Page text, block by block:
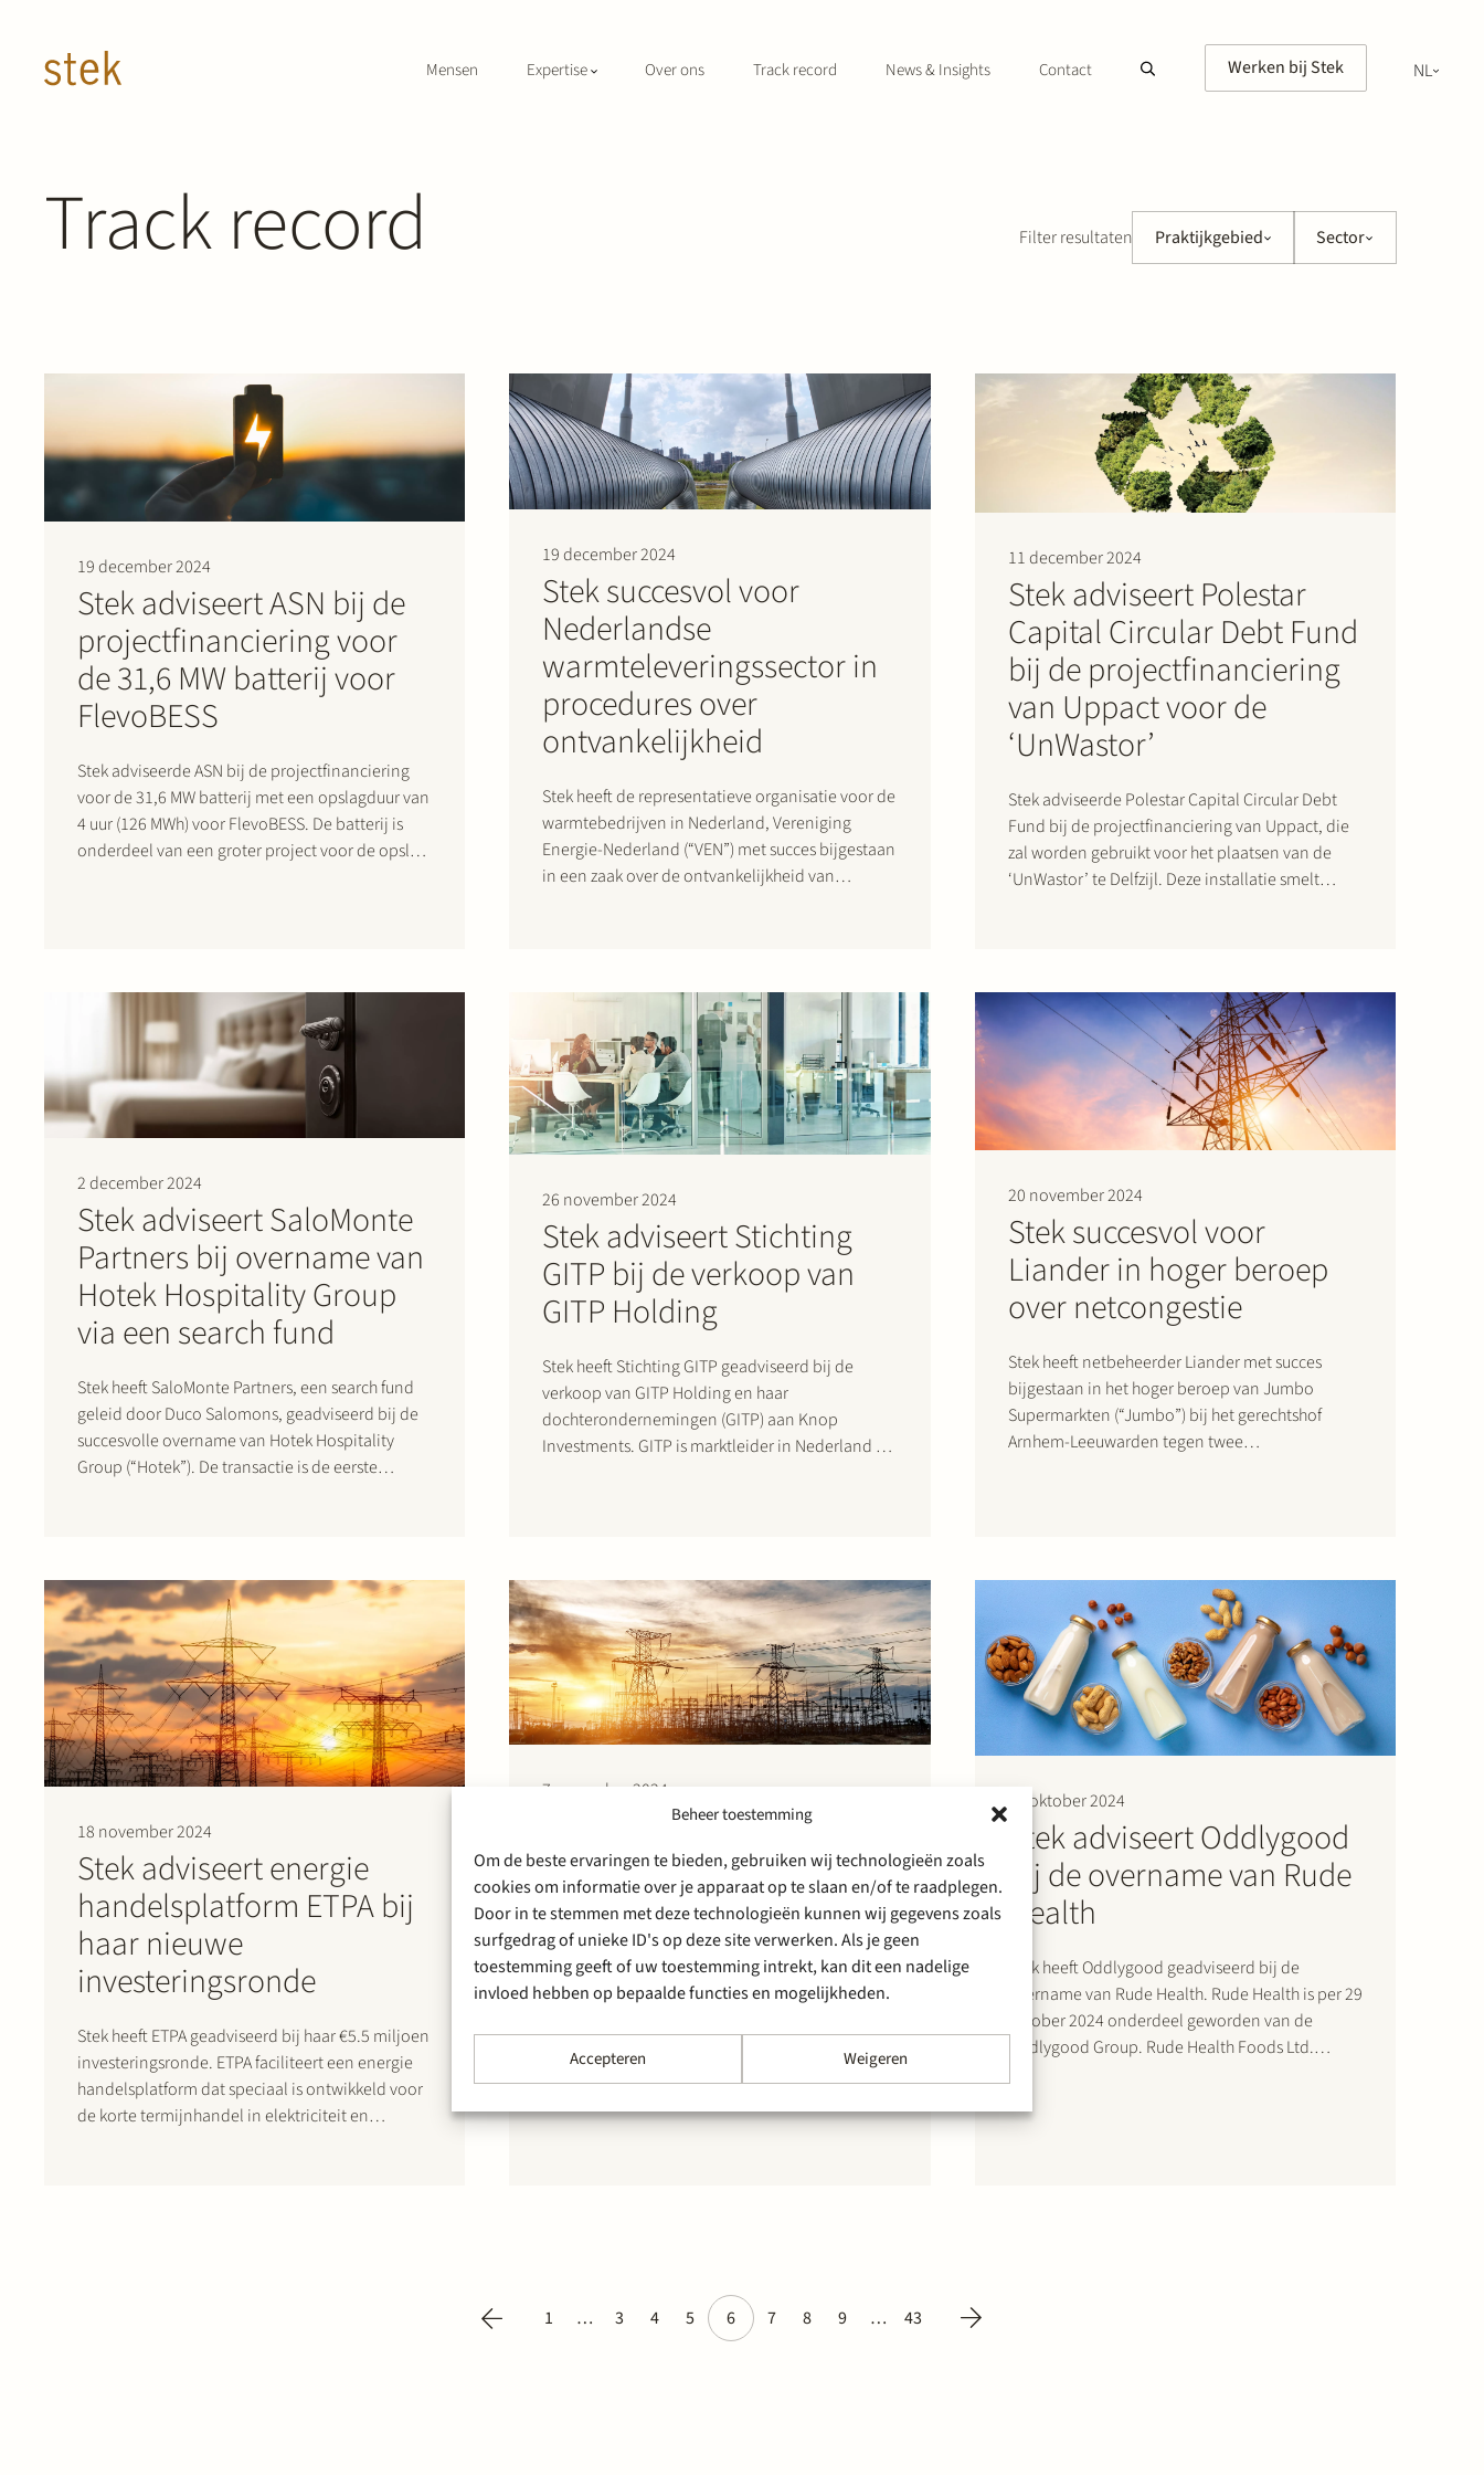
Beheer toestemming
Om de beste ervaringen te bieden, gebruiken wij technologieën zoals
cookies om informatie over je apparaat op te slaan en/of te raadplegen.
Door in te stemmen met deze technologieën kunnen wij gegevens zoals
surfgedrag of unieke ID's op deze site verwerken. Als je geen
toestemming geeft of uw toestemming intrekt, kan dit een nadelige
invloed hebben op bepaalde functies en mogelijkheden.
Accepteren Weigeren
Mensen Expertise Over ons Track record News & Insights Contact Werken bij Stek
NL
Track record Filter resultaten Praktijkgebied Sector
19 december 2024
Stek adviseert ASN bij de
projectfinanciering voor
de 31,6 MW batterij voor
FlevoBESS
Stek adviseerde ASN bij de projectfinanciering
voor de 31,6 MW batterij met een opslagduur van
4 uur (126 MWh) voor FlevoBESS. De batterij is
onderdeel van een groter project voor de opslag
19 december 2024
Stek succesvol voor
Nederlandse
warmteleveringssector in
procedures over
ontvankelijkheid
Stek heeft de representatieve organisatie voor de
warmtebedrijven in Nederland, Vereniging
Energie-Nederland (“VEN”) met succes bijgestaan
in een zaak over de ontvankelijkheid van
Autoriteit Consument en Markt (“ACM”) De…
11 december 2024
Stek adviseert Polestar
Capital Circular Debt Fund
bij de projectfinanciering
van Uppact voor de
‘UnWastor’
Stek adviseerde Polestar Capital Circular Debt
Fund bij de projectfinanciering van Uppact, die
zal worden gebruikt voor het plaatsen van de
‘UnWastor’ te Delfzijl. Deze installatie smelt
2 december 2024
Stek adviseert SaloMonte
Partners bij overname van
Hotek Hospitality Group
via een search fund
Stek heeft SaloMonte Partners, een search fund
geleid door Duco Salomons, geadviseerd bij de
succesvolle overname van Hotek Hospitality
Group (“Hotek”). De transactie is de eerste
gerealiseerd via…
26 november 2024
Stek adviseert Stichting
GITP bij de verkoop van
GITP Holding
Stek heeft Stichting GITP geadviseerd bij de
verkoop van GITP Holding en haar
dochterondernemingen (GITP) aan Knop
Investments. GITP is marktleider in Nederland op
daaraan…
20 november 2024
Stek succesvol voor
Liander in hoger beroep
over netcongestie
Stek heeft netbeheerder Liander met succes
bijgestaan in het hoger beroep van Jumbo
Supermarkten (“Jumbo”) bij het gerechtshof
Arnhem-Leeuwarden tegen twee
18 november 2024
Stek adviseert energie
handelsplatform ETPA bij
haar nieuwe
investeringsronde
Stek heeft ETPA geadviseerd bij haar €5.5 miljoen
investeringsronde. ETPA faciliteert een energie
handelsplatform dat speciaal is ontwikkeld voor
de korte termijnhandel in elektriciteit en
7 november 2024
Stek succesvol voor
distributiesysteembeheerd
ers elektriciteit in beroep
over aansluittermijnen
Stek heeft met succes alle Nederlandse
hun branchevereniging Netbeheer Nederland,
bijgestaan in een beroep bij het College van
was ingesteld tegen een besluit van de
30 oktober 2024
Stek adviseert Oddlygood
bij de overname van Rude
Health
Stek heeft Oddlygood geadviseerd bij de
overname van Rude Health. Rude Health is per 29
oktober 2024 onderdeel geworden van de
Oddlygood Group. Rude Health Foods Ltd.
plantaardige dranken, ontbijtgranen en
1 … 3 4 5 6 7 8 9 … 43